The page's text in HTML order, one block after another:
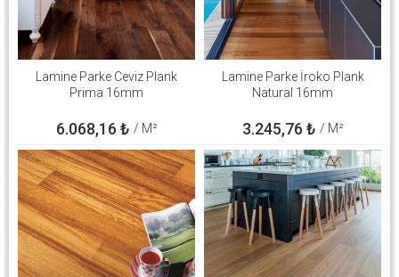
Lamine Parke Ceviz Plank
Prima 16mm
6.068,16 ₺ / M²
Lamine Parke İroko Plank
Natural 16mm
3.245,76 ₺ / M²